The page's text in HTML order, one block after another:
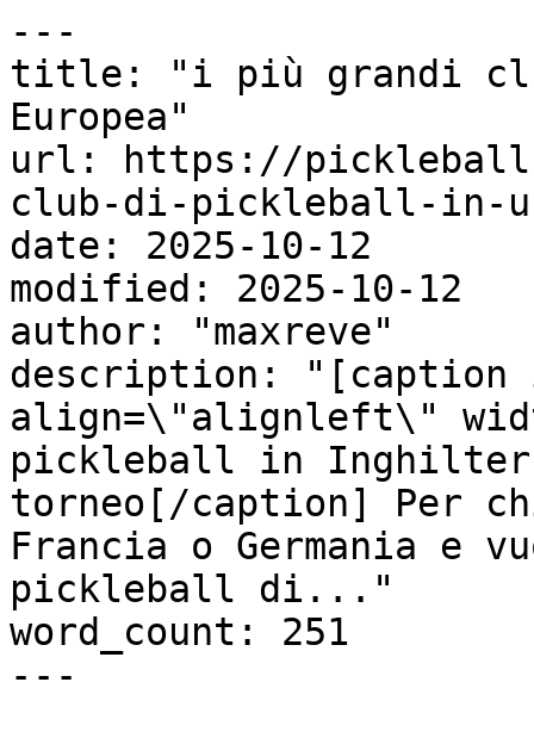
---
title: "i più grandi
Europea"
url: https://pickleball-
club-di-pickleball-in-
date: 2025-10-12
modified: 2025-10-12
author: "maxreve"
description: "[caption
align=\"alignleft\"
pickleball in
torneo[/caption] Per
Francia o Germania e
pickleball di..."
word_count: 251
---